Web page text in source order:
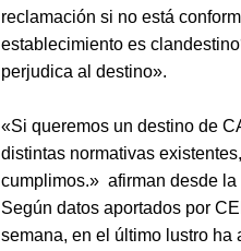
reclamación si no está
establecimiento es
perjudica al destino».
«Si queremos un destino de
distintas normativas
cumplimos.» afirman desde la
Según datos aportados por
semana, en el último lustro